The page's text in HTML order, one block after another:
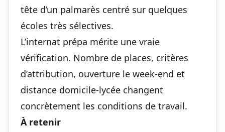
tête d’un palmarès centré sur quelques
écoles très sélectives.
L’internat prépa mérite une vraie
vérification. Nombre de places, critères
d’attribution, ouverture le week-end et
distance domicile-lycée changent
concrètement les conditions de travail.
À retenir